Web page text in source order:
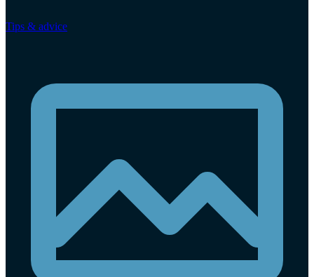
Tips & advice